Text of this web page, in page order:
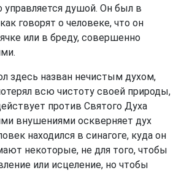
управляется душой. Он был в
говорят о человеке, что он
или в бреду, совершенно
здесь назван нечистым духом,
всю чистоту своей природы,
против Святого Духа
внушениями оскверняет дух
находился в синагоге, куда он
некоторые, не для того, чтобы
или исцеление, но чтобы